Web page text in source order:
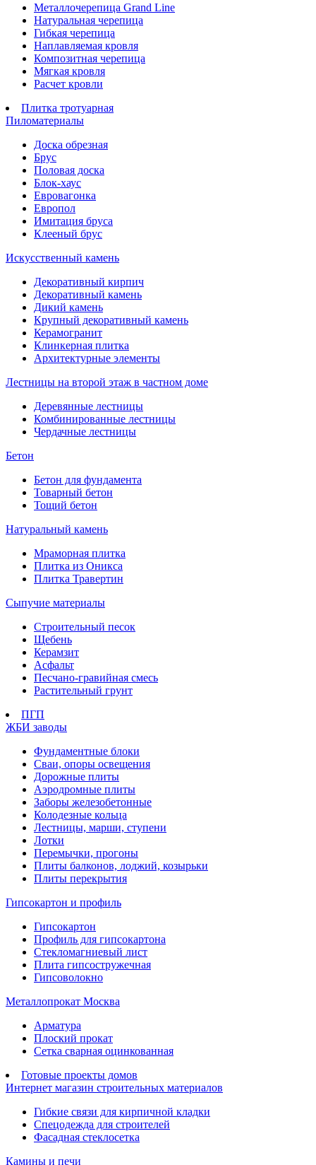
Металлочерепица Grand Line
Натуральная черепица
Гибкая черепица
Наплавляемая кровля
Композитная черепица
Мягкая кровля
Расчет кровли
Плитка тротуарная
Пиломатериалы
Доска обрезная
Брус
Половая доска
Блок-хаус
Евровагонка
Европол
Имитация бруса
Клееный брус
Искусственный камень
Декоративный кирпич
Декоративный камень
Дикий камень
Крупный декоративный камень
Керамогранит
Клинкерная плитка
Архитектурные элементы
Лестницы на второй этаж в частном доме
Деревянные лестницы
Комбинированные лестницы
Чердачные лестницы
Бетон
Бетон для фундамента
Товарный бетон
Тощий бетон
Натуральный камень
Мраморная плитка
Плитка из Оникса
Плитка Травертин
Сыпучие материалы
Строительный песок
Щебень
Керамзит
Асфальт
Песчано-гравийная смесь
Растительный грунт
ПГП
ЖБИ заводы
Фундаментные блоки
Сваи, опоры освещения
Дорожные плиты
Аэродромные плиты
Заборы железобетонные
Колодезные кольца
Лестницы, марши, ступени
Лотки
Перемычки, прогоны
Плиты балконов, лоджий, козырьки
Плиты перекрытия
Гипсокартон и профиль
Гипсокартон
Профиль для гипсокартона
Стекломагниевый лист
Плита гипсостружечная
Гипсоволокно
Металлопрокат Москва
Арматура
Плоский прокат
Сетка сварная оцинкованная
Готовые проекты домов
Интернет магазин строительных материалов
Гибкие связи для кирпичной кладки
Спецодежда для строителей
Фасадная стеклосетка
Камины и печи